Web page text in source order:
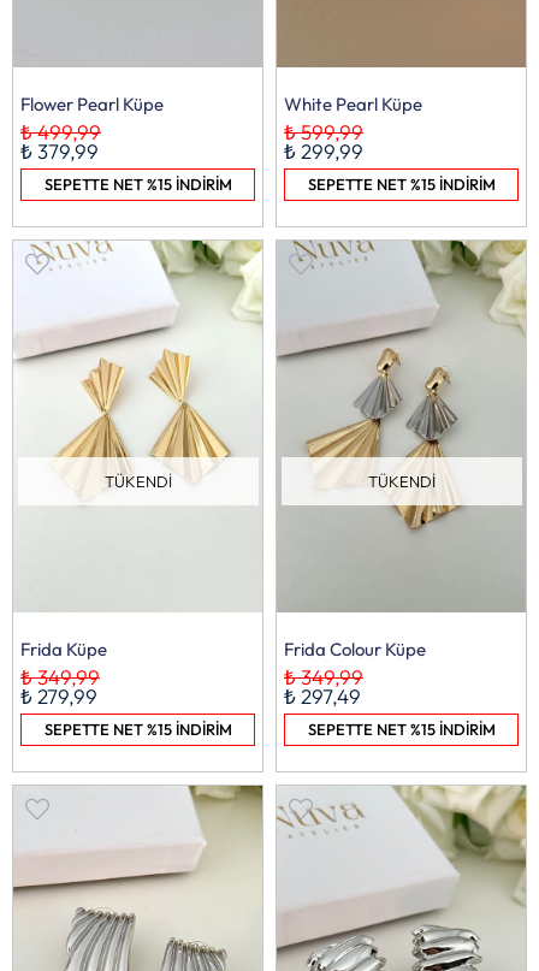
Flower Pearl Küpe
₺ 379,99
₺ 499,99
SEPETTE NET %15 İNDİRİM
White Pearl Küpe
₺ 299,99
₺ 599,99
SEPETTE NET %15 İNDİRİM
TÜKENDI
Frida Küpe
₺ 279,99
₺ 349,99
SEPETTE NET %15 İNDİRİM
TÜKENDI
Frida Colour Küpe
₺ 297,49
₺ 349,99
SEPETTE NET %15 İNDİRİM